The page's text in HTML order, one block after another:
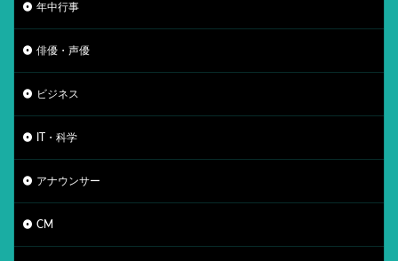
年中行事
俳優・声優
ビジネス
IT・科学
アナウンサー
CM